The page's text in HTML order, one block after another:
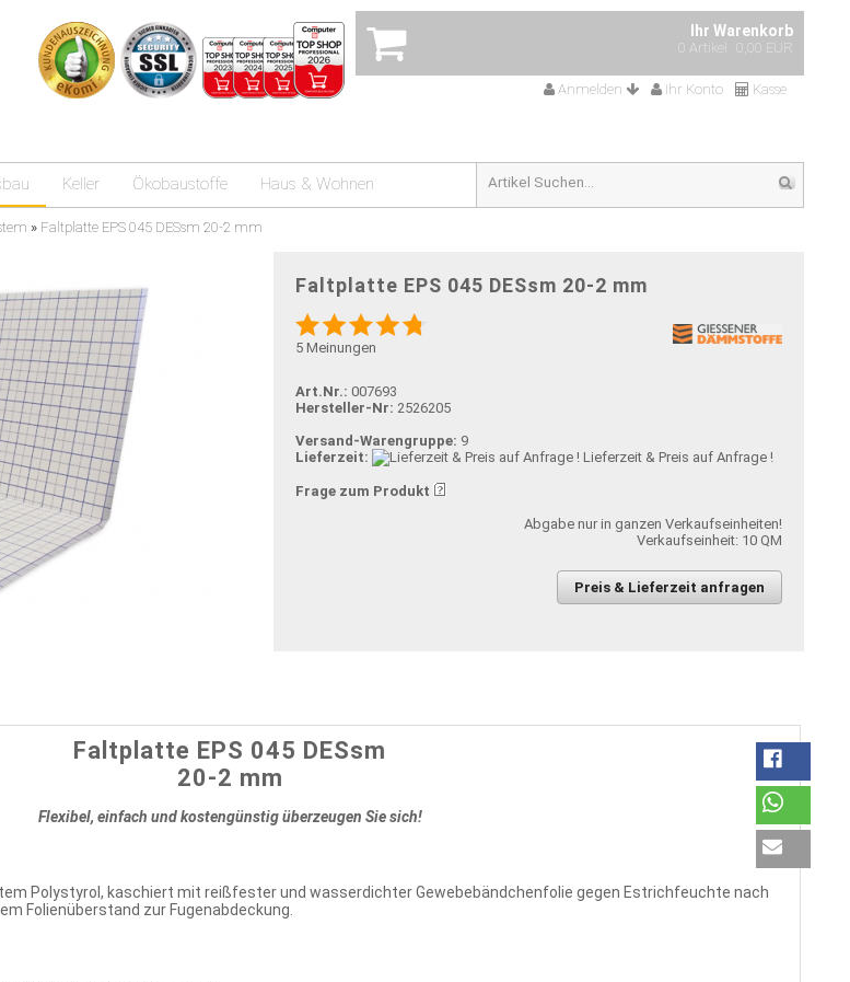
Ihr Warenkorb
0 Artikel 0,00 EUR
Anmelden Ihr Konto Kasse
Keller Ökobaustoffe Haus & Wohnen
» Faltplatte EPS 045 DESsm 20-2 mm
Faltplatte EPS 045 DESsm 20-2 mm
5 Meinungen
Art.Nr.: 007693
Hersteller-Nr: 2526205
Versand-Warengruppe: 9
Lieferzeit:
Lieferzeit & Preis auf Anfrage !
Frage zum Produkt
Abgabe nur in ganzen Verkaufseinheiten!
Verkaufseinheit: 10 QM
Preis & Lieferzeit anfragen
Faltplatte EPS 045 DESsm
20-2 mm
Flexibel, einfach und kostengünstig überzeugen Sie sich!
Polystyrol, kaschiert mit reißfester und wasserdichter Gewebebändchenfolie gegen Estrichfeuchte nach
Folienüberstand zur Fugenabdeckung.